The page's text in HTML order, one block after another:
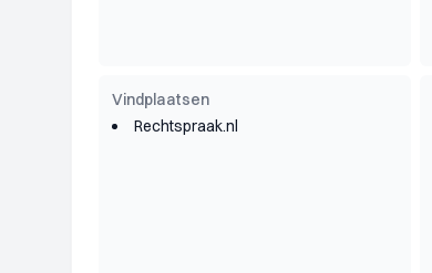
Vindplaatsen
Rechtspraak.nl